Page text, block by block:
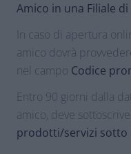
Amico in una Filiale
In caso di apertura
amico dovrà
nel campo Codice
Entro 90 giorni dalla
amico, deve
prodotti/servizi